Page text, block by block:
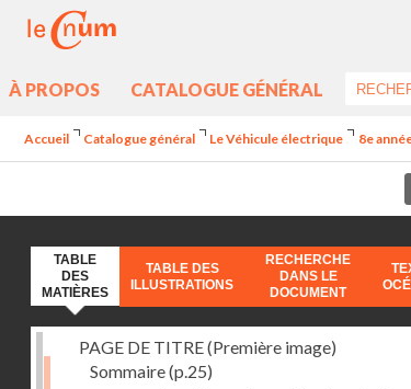
À PROPOS CATALOGUE GÉNÉRAL
Accueil Catalogue général Le Véhicule électrique 8e
TABLE
DES
MATIÈRES
TABLE DES
ILLUSTRATIONS
RECHERCHE
DANS LE
DOCUMENT
PAGE DE TITRE (Première image)
Sommaire(p.25)